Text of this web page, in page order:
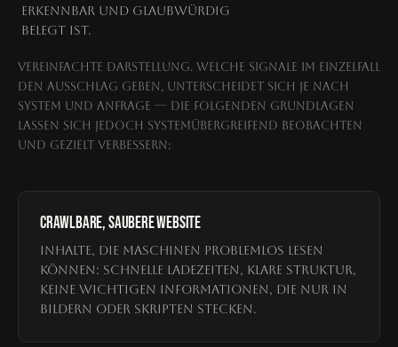
erkennbar und glaubwürdig
belegt ist.
Vereinfachte Darstellung. Welche Signale im Einzelfall
den Ausschlag geben, unterscheidet sich je nach
System und Anfrage — die folgenden Grundlagen
lassen sich jedoch systemübergreifend beobachten
und gezielt verbessern:
CRAWLBARE, SAUBERE WEBSITE
Inhalte, die Maschinen problemlos lesen
können: schnelle Ladezeiten, klare Struktur,
keine wichtigen Informationen, die nur in
Bildern oder Skripten stecken.